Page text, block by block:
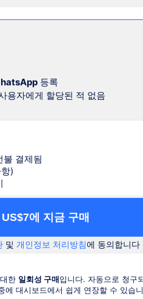
등록
용자에게 할당된 적 없음
불 결제됨
)
US$7에 지금 구매
및 개인정보 처리방침에 동의합니다
한 일회성 구매입니다. 자동으로 청구
에 대시보드에서 쉽게 연장할 수 있습